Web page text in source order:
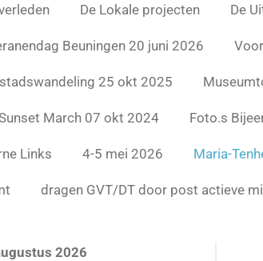
De Lokale projecten De
Beuningen 20 juni 2026
stadswandeling 25 okt 2025
March 07 okt 2024 Foto.s
Links 4-5 mei 2026 Maria-
dragen GVT/DT door post actieve
2026